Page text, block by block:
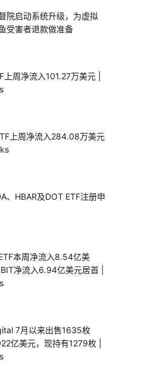
院启动系统升级，为虚拟
受害者退款做准备
上周净流入101.27万美元 |
上周净流入284.08万美元
、HBAR及DOT ETF注册申
本周净流入8.54亿美
净流入6.94亿美元居首 |
7月以来出售1635枚
亿美元，现持有1279枚 |